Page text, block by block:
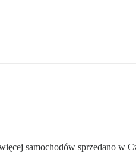
samochodów sprzedano w